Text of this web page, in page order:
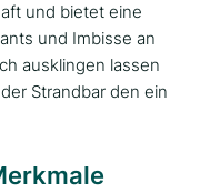
und bietet eine
und Imbisse an
ausklingen lassen
Strandbar den ein